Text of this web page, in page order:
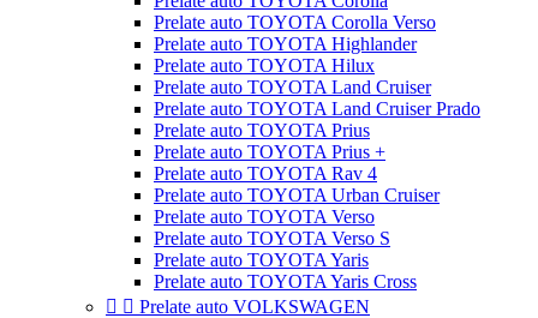
Prelate auto TOYOTA Corolla Verso
Prelate auto TOYOTA Highlander
Prelate auto TOYOTA Hilux
Prelate auto TOYOTA Land Cruiser
Prelate auto TOYOTA Land Cruiser Prado
Prelate auto TOYOTA Prius
Prelate auto TOYOTA Prius +
Prelate auto TOYOTA Rav 4
Prelate auto TOYOTA Urban Cruiser
Prelate auto TOYOTA Verso
Prelate auto TOYOTA Verso S
Prelate auto TOYOTA Yaris
Prelate auto TOYOTA Yaris Cross
  Prelate auto VOLKSWAGEN